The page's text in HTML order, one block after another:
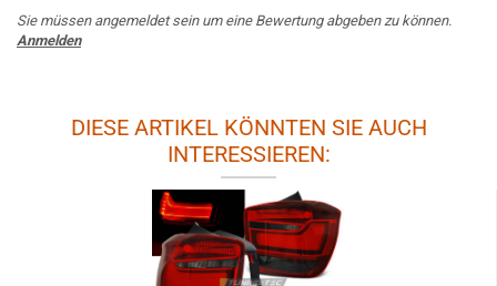
Sie müssen angemeldet sein um eine Bewertung abgeben zu können.
Anmelden
DIESE ARTIKEL KÖNNTEN SIE AUCH
INTERESSIEREN: